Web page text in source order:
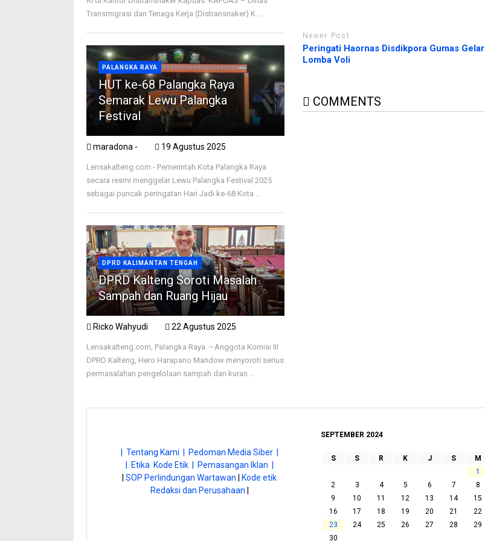
Newer Post
Peringati Haornas Disdikpora Gumas Gelar
Lomba Voli
COMMENTS
Transmigrasi dan Tenaga Kerja (Distransnaker) K ...
PALANGKA RAYA
HUT ke-68 Palangka Raya
Semarak Lewu Palangka
Festival
maradona - 19 Agustus 2025
Lensakalteng.com - Pemerintah Kota Palangka Raya
secara resmi menggelar Lewu Palangka Festival 2025
sebagai puncak peringatan Hari Jadi ke-68 Kota ...
DPRD KALIMANTAN TENGAH
DPRD Kalteng Soroti Masalah
Sampah dan Ruang Hijau
Ricko Wahyudi 22 Agustus 2025
Lensakalteng.com, Palangka Raya –Anggota Komisi III
DPRD Kalteng, Hero Harapano Mandow menyoroti serius
permasalahan pengelolaan sampah dan kuran ...
| Tentang Kami |
Pedoman Media Siber |
| Etika Kode Etik |
Pemasangan Iklan |
|SOP Perlindungan Wartawan
Kode etik
Redaksi dan Perusahaan
SEPTEMBER 2024
S S R K J S
M
1
2
3 4 5 6 7
8
9
10 11 12 13 14
15
16
17 18 19 20 21
22
23
24 25 26 27 28
29
30